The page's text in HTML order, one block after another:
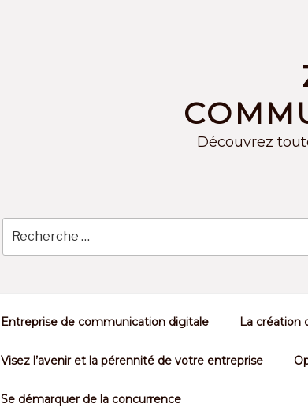
Découvrez
Entreprise de communication digitale La création
Visez l’avenir et la pérennité de votre entreprise
Se démarquer de la concurrence